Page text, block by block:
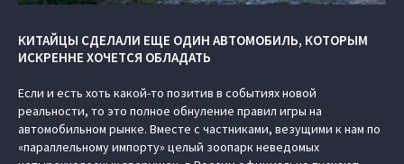
КИТАЙЦЫ СДЕЛАЛИ ЕЩЕ ОДИН АВТОМОБИЛЬ, КОТОРЫМ
ИСКРЕННЕ ХОЧЕТСЯ ОБЛАДАТЬ
Если и есть хоть какой-то позитив в событиях новой
реальности, то это полное обнуление правил игры на
автомобильном рынке. Вместе с частниками, везущими к нам по
«параллельному импорту» целый зоопарк неведомых